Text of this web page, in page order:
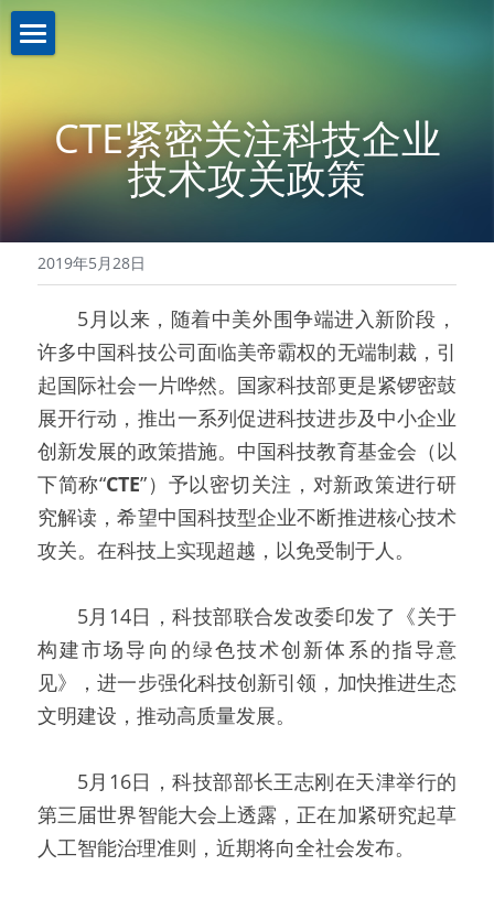
機構簡介
註冊證書
本會章程
業務介紹Business
策略投資
助學計劃
入學禮券
新聞資訊News
聯繫我們
網路無障礙聲明
CTE紧密关注科技企业
技术攻关政策
2019年5月28日
5月以来，随着中美外围争端进入新阶段，
许多中国科技公司面临美帝霸权的无端制裁，引
起国际社会一片哗然。国家科技部更是紧锣密鼓
展开行动，推出一系列促进科技进步及中小企业
创新发展的政策措施。中国科技教育基金会（以
下简称“CTE”）予以密切关注，对新政策进行研
究解读，希望中国科技型企业不断推进核心技术
攻关。在科技上实现超越，以免受制于人。
5月14日，科技部联合发改委印发了《关于
构建市场导向的绿色技术创新体系的指导意
见》，进一步强化科技创新引领，加快推进生态
文明建设，推动高质量发展。
5月16日，科技部部长王志刚在天津举行的
第三届世界智能大会上透露，正在加紧研究起草
人工智能治理准则，近期将向全社会发布。